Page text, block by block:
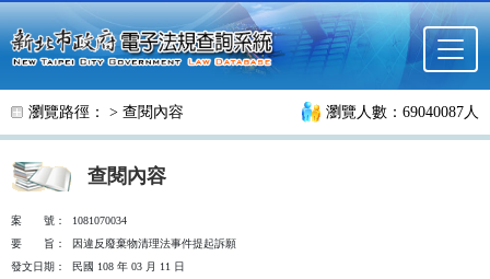
跳至主要內容
瀏覽路徑： > 查閱內容 瀏覽人數：69040087人
查閱內容
案 號：
1081070034
要
旨：
因違反廢棄物清理法事件提起訴願
發文日期：
民國 108 年 03 月 11 日